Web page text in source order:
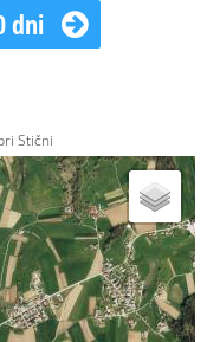
dni
Stični